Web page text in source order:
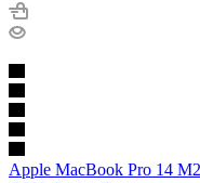
Apple MacBook Pro 14